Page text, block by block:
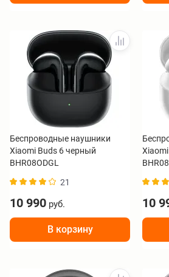
Беспроводные наушники
Xiaomi Buds 6 черный
BHR08ODGL
21
10 990 руб.
В корзину
10